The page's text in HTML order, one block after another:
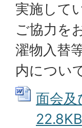
実施して
ご協力を
濯物入替
内につい
面会